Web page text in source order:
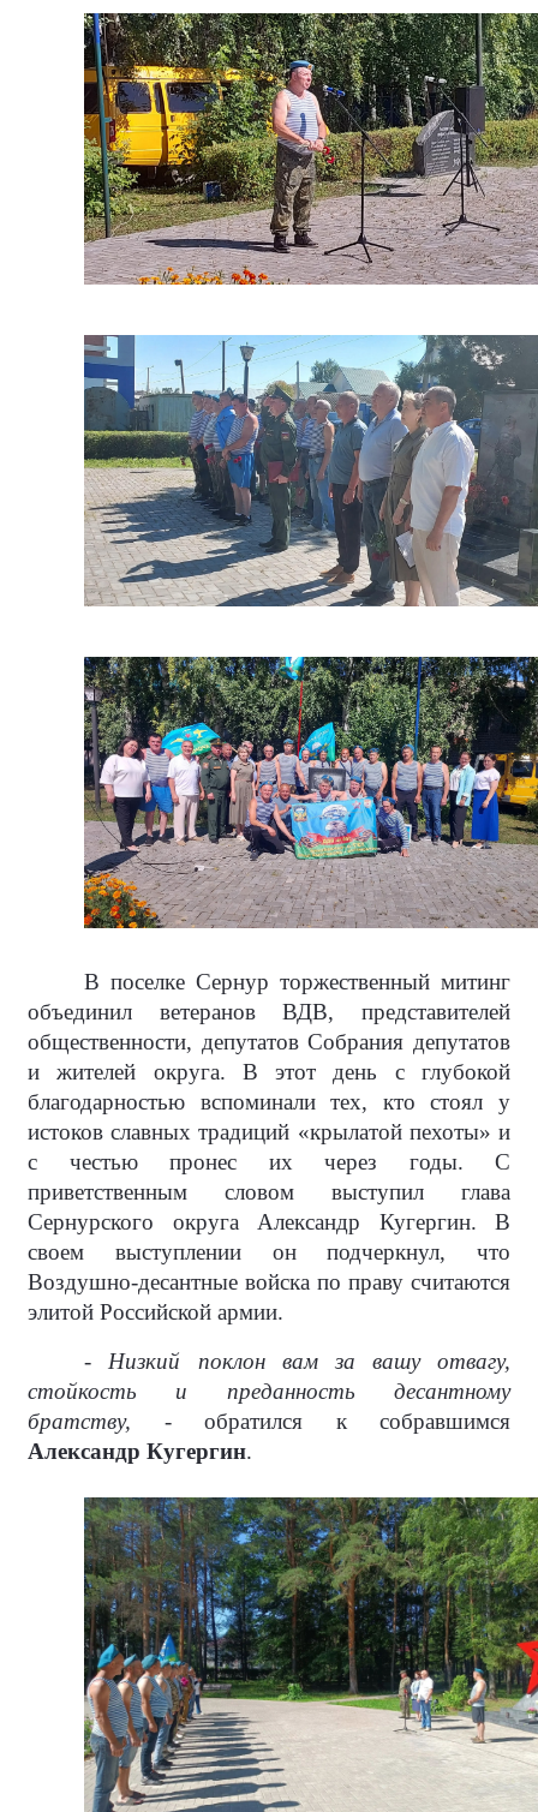
В поселке Сернур торжественный митинг
объединил ветеранов ВДВ, представителей
общественности, депутатов Собрания депутатов
и жителей округа. В этот день с глубокой
благодарностью вспоминали тех, кто стоял у
истоков славных традиций «крылатой пехоты» и
с честью пронес их через годы. С
приветственным словом выступил глава
Сернурского округа Александр Кугергин. В
своем выступлении он подчеркнул, что
Воздушно-десантные войска по праву считаются
элитой Российской армии.
- Низкий поклон вам за вашу отвагу,
стойкость и преданность десантному
братству, -обратился к собравшимся
Александр Кугергин.